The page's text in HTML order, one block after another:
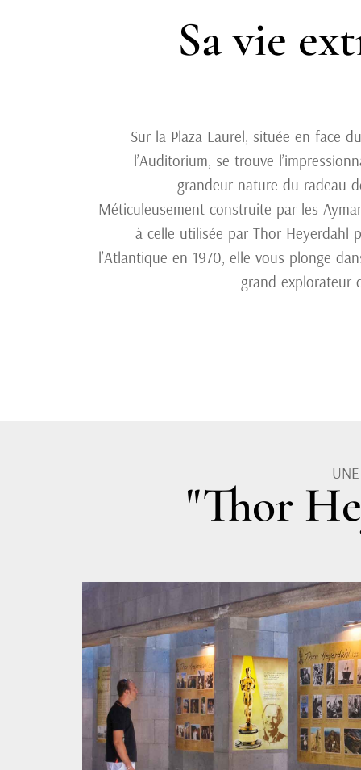
Sa vie
Sur la Plaza Laurel, située en face
l’Auditorium, se trouve
grandeur nature du radeau
Méticuleusement construite par les
à celle utilisée par Thor Heyerdahl
l’Atlantique en 1970, elle vous plonge
grand explorateur
"Thor